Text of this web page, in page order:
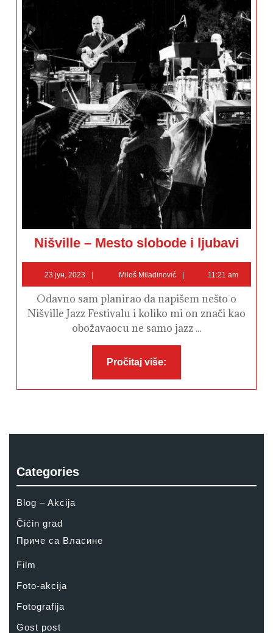
Nišville – Mesto slobode i ljubavi
slobode
23 јун, 2023
2023
Miloš Miladinović 11:21 am
Odavno sam planirao da napišem nešto o
Nišville Jazz Festivalu i koliko mi on znači kao
obožavaocu ne samo jazz ...
Pročitaj više:
Categories
Blog – Akcija
Čićin grad
Приче са Власине
Film
Foto-akcija
Fotografija
Gost post